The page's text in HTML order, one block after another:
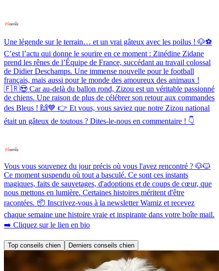
Une légende sur le terrain… et un vrai gâteux avec les poilus ! 🐶⚽️
C’est l’actu qui donne le sourire en ce moment : Zinédine Zidane
prend les rênes de l’Équipe de France, succédant au travail colossal
de Didier Deschamps. Une immense nouvelle pour le football
français, mais aussi pour le monde des amoureux des animaux !
🇫🇷😍 Car au-delà du ballon rond, Zizou est un véritable passionné
de chiens. Une raison de plus de célébrer son retour aux commandes
des Bleus ! 🙌💙 👉 Et vous, vous saviez que notre Zizou national
était un gâteux de toutous ? Dites-le-nous en commentaire ! 👇
Vous vous souvenez du jour précis où vous l'avez rencontré ? 🐶🐱
Ce moment suspendu où tout a basculé. Ce sont ces instants
magiques, faits de sauvetages, d'adoptions et de coups de cœur, que
nous mettons en lumière. Certaines histoires méritent d'être
racontées. 📦 Inscrivez-vous à la newsletter Wamiz et recevez
chaque semaine une histoire vraie et inspirante dans votre boîte mail.
➡️ Cliquez sur le lien en bio
Top conseils chien Derniers conseils chien